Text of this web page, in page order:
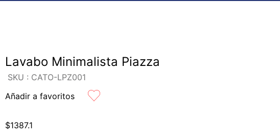
Lavabo Minimalista Piazza
: CATO-LPZ001
Añadir a favoritos
$1387.1